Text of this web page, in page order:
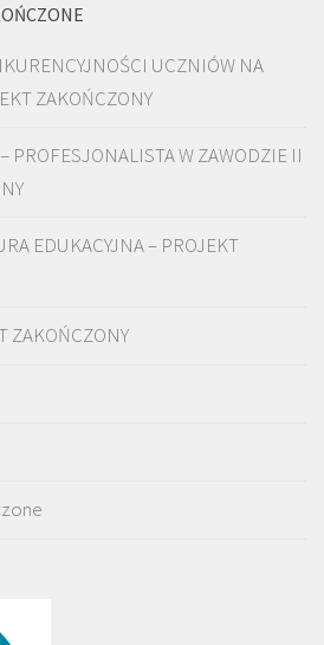
UCZNIÓW NA
ZAKOŃCZONY
PROFESJONALISTA W ZAWODZIE II
EDUKACYJNA – PROJEKT
ZAKOŃCZONY